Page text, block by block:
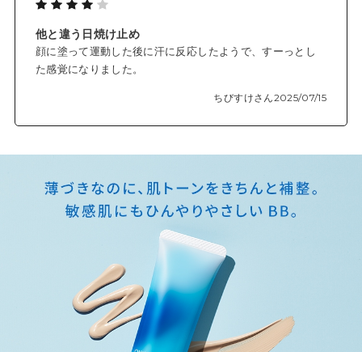
肌にぴったりと密着し、落とすときは石けんでさっとオフでき
ます。
✓ 乾燥から肌を守る、スキンケア成分配合
✓ 爽やかなローズマリー×ティーツリーの香り
肌にのばしたときふわっと漂う、爽やかなローズマリー精油と
ティーツリー精油の香り。
朝のメイク時間に気分をリフレッシュ。
他と違う日焼け止め
顔に塗って運動した後に汗に反応したようで、すーっとし
た感覚になりました。
ちびすけさん2025/07/15